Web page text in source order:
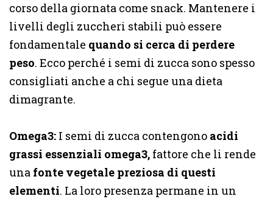
corso della giornata come snack. Mantenere i
livelli degli zuccheri stabili può essere
fondamentale quando si cerca di perdere
peso. Ecco perché i semi di zucca sono spesso
consigliati anche a chi segue una dieta
dimagrante.
Omega3: I semi di zucca contengono acidi
grassi essenziali omega3, fattore che li rende
una fonte vegetale preziosa di questi
elementi. La loro presenza permane in un